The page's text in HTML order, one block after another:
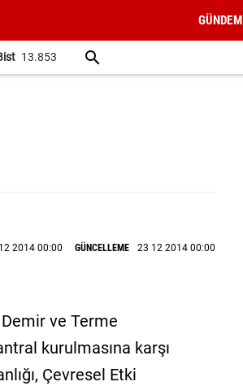
GÜNDEM
13.853
2014 00:00 GÜNCELLEME 23 12 2014 00:00
ve Terme
kurulmasına karşı
Çevresel Etki